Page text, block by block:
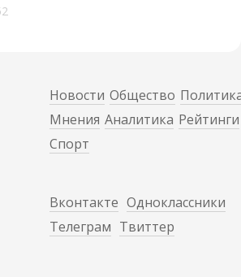
Новости Общество
Мнения Аналитика Рейтинги
Спорт
Вконтакте Одноклассники
Телеграм Твиттер